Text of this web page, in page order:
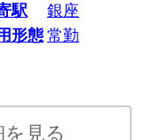
駅
銀座
形態常勤
見る